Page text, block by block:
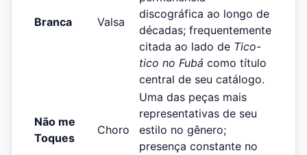
Branca Valsa
discográfica ao longo de
décadas; frequentemente
citada ao lado de Tico-
tico no Fubá como título
central de seu catálogo.
Não me
Toques
Choro
Uma das peças mais
representativas de seu
estilo no gênero;
presença constante no